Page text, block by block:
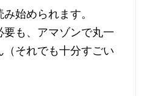
始められます。
も、アマゾンで丸一
それでも十分すごい